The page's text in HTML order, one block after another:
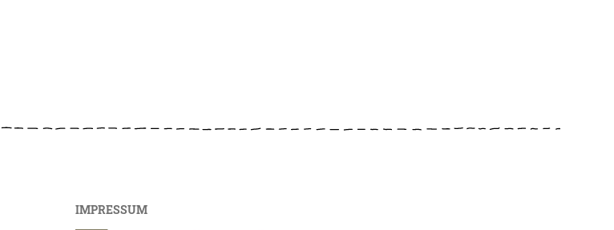
IMPRESSUM